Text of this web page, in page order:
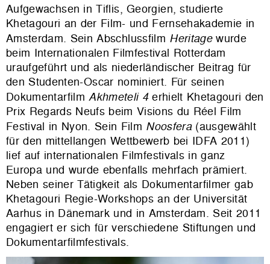
Aufgewachsen in Tiflis, Georgien, studierte
Khetagouri an der Film- und Fernsehakademie in
Amsterdam. Sein Abschlussfilm Heritagewurde
beim Internationalen Filmfestival Rotterdam
uraufgeführt und als niederländischer Beitrag für
den Studenten-Oscar nominiert. Für seinen
DokumentarfilmAkhmeteli 4erhielt Khetagouri den
Prix Regards Neufs beim Visions du Réel Film
Festival in Nyon. Sein Film Noosfera (ausgewählt
für den mittellangen Wettbewerb bei IDFA 2011)
lief auf internationalen Filmfestivals in ganz
Europa und wurde ebenfalls mehrfach prämiert.
Neben seiner Tätigkeit als Dokumentarfilmer gab
Khetagouri Regie-Workshops an der Universität
Aarhus in Dänemark und in Amsterdam. Seit 2011
engagiert er sich für verschiedene Stiftungen und
Dokumentarfilmfestivals.